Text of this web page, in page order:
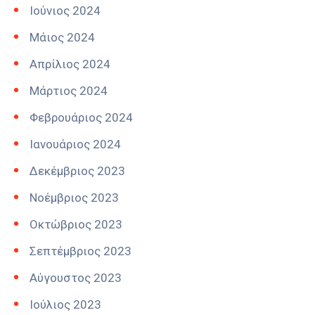
Ιούνιος 2024
Μάιος 2024
Απρίλιος 2024
Μάρτιος 2024
Φεβρουάριος 2024
Ιανουάριος 2024
Δεκέμβριος 2023
Νοέμβριος 2023
Οκτώβριος 2023
Σεπτέμβριος 2023
Αύγουστος 2023
Ιούλιος 2023